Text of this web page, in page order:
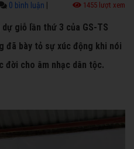
0 bình luận 1455 lượt xem
giỗ lần thứ 3 của GS-TS
đã bày tỏ sự xúc động khi nói
đời cho âm nhạc dân tộc.